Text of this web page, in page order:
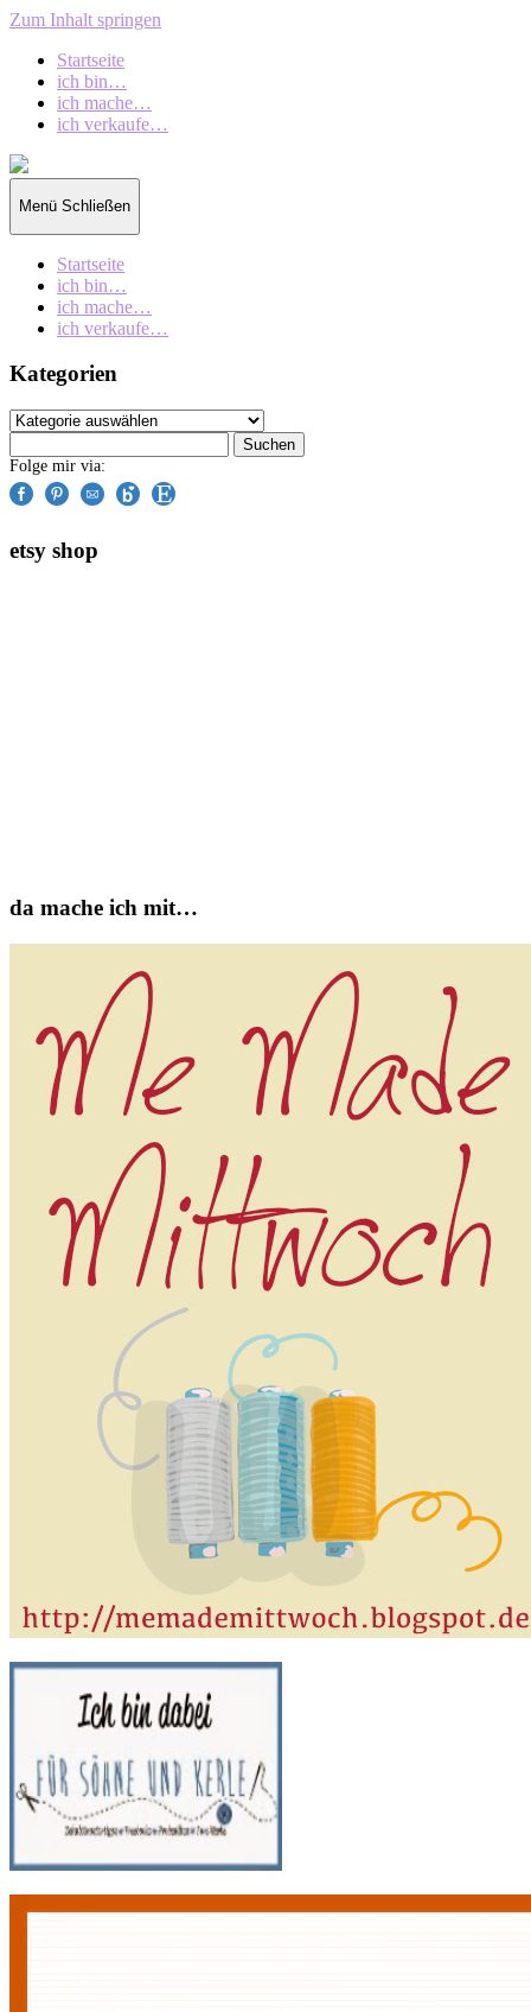
Zum Inhalt springen
Startseite
ich bin…
ich mache…
ich verkaufe…
collection
oberschin
Menü Schließen
Startseite
ich bin…
ich mache…
ich verkaufe…
Kategorien
Kategorien
nach:
Folge mir via:
etsy shop
da mache ich mit…